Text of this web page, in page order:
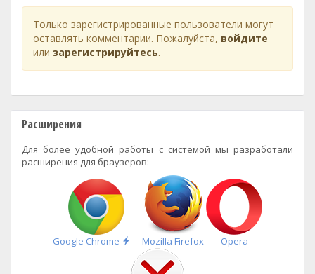
Только зарегистрированные пользователи могут
оставлять комментарии. Пожалуйста, войдите
или зарегистрируйтесь.
Расширения
Для более удобной работы с системой мы разработали
расширения для браузеров:
Google Chrome
Быстрая
установка
Mozilla Firefox Opera